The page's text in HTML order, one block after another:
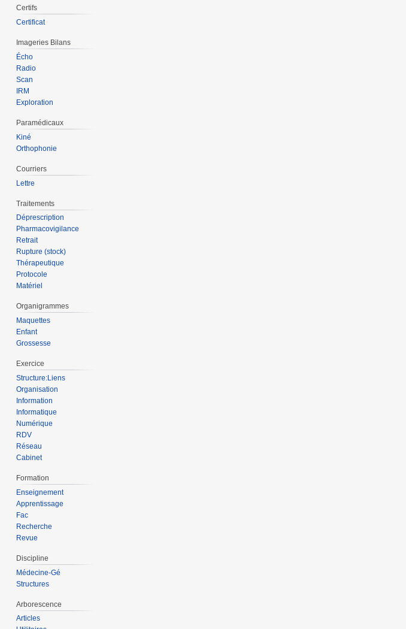
Certifs
Certificat
Imageries Bilans
Écho
Radio
Scan
IRM
Exploration
Paramédicaux
Kiné
Orthophonie
Courriers
Lettre
Traitements
Déprescription
Pharmacovigilance
Retrait
Rupture (stock)
Thérapeutique
Protocole
Matériel
Organigrammes
Maquettes
Enfant
Grossesse
Exercice
Structure:Liens
Organisation
Information
Informatique
Numérique
RDV
Réseau
Cabinet
Formation
Enseignement
Apprentissage
Fac
Recherche
Revue
Discipline
Médecine-Gé
Structures
Arborescence
Articles